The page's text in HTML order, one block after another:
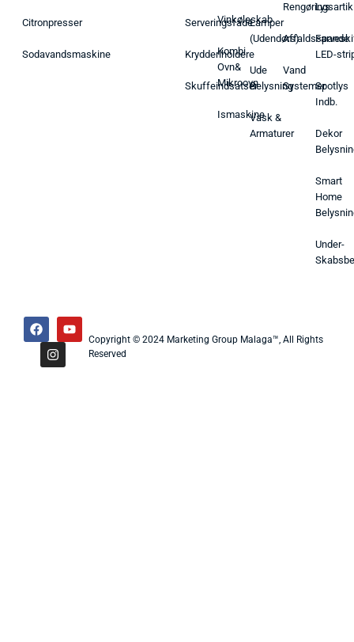
Citronpresser
Sodavandsmaskine
Serveringsfade
Krydderiholdere
Skuffeindsatser
Vinkøleskab
Kombi
Ovn&
Mikroovn
Ismaskine
Lamper
(Udendørs)
Ude
Belysning
Vask &
Armaturer
Affaldsspande
Vand
Systemer
Lys
LED-
Spotlys
Indb.
Dekor
Smart
Home
Under-
Copyright © 2024 Marketing Group Malaga™, All Rights
Reserved